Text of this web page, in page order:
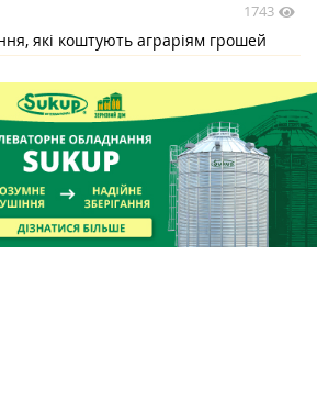
1743
які коштують аграріям грошей